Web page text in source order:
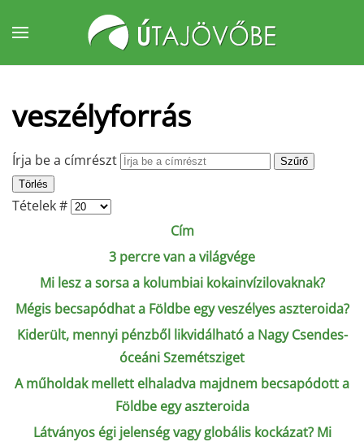
Fő tartalom átugrása
veszélyforrás
Írja be a címrészt
Szűrő
Törlés
Tételek #
Cím
3 percre van a világvége
Mi lesz a sorsa a kolumbiai kokainvízilovaknak?
Mégis becsapódhat a Földbe egy veszélyes aszteroida?
Kiderült, mennyi pénzből likvidálható a Nagy Csendes-
óceáni Szemétsziget
A műholdak mellett elhaladva majdnem becsapódott a
Földbe egy aszteroida
Látványos égi jelenség vagy globális kockázat? Mi